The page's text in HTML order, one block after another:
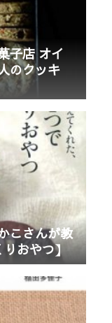
子店 オイ
のクッキ
こさんが教
おやつ】